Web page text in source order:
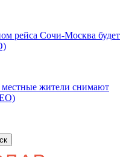
рейса Сочи-Москва будет
жители снимают